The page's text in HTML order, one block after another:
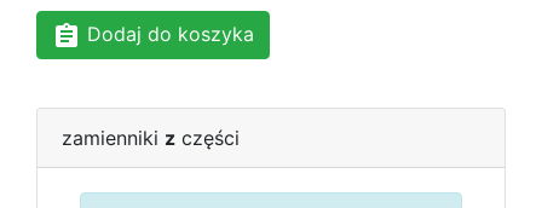
Dodaj do koszyka
zamienniki z części